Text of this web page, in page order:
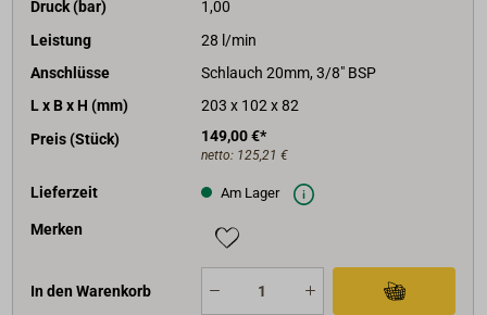
Druck (bar)
1,00
Leistung
28 l/min
Anschlüsse
Schlauch 20mm, 3/8" BSP
L x B x H (mm)
203 x 102 x 82
Preis (Stück)
149,00 €*
netto: 125,21 €
Lieferzeit Am Lager
Merken
In den Warenkorb